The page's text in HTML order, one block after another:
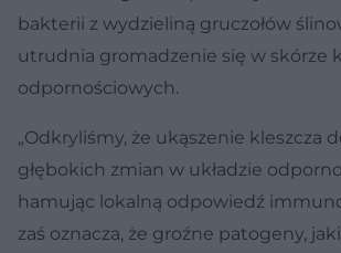
bakterii z wydzieliną gruczołów
utrudnia gromadzenie się w skórze
odpornościowych.
„Odkryliśmy, że ukąszenie kleszcza
głębokich zmian w układzie
hamując lokalną odpowiedź
zaś oznacza, że groźne patogeny,